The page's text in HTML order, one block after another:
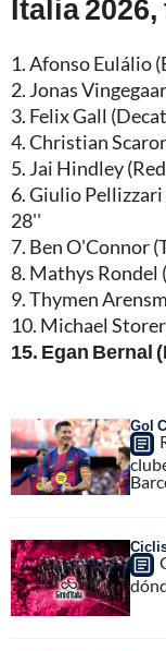
Italia
1. Afonso Eulálio
2. Jonas
3. Felix Gall
4. Christian
5. Jai Hindley
6. Giulio Pellizzari
28''
7. Ben O'Connor
8. Mathys Rondel
9. Thymen
10. Michael
15. Egan Bernal
Gol